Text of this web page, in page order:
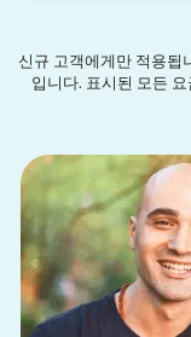
신규 고객에게만 적용됩
입니다. 표시된 모든